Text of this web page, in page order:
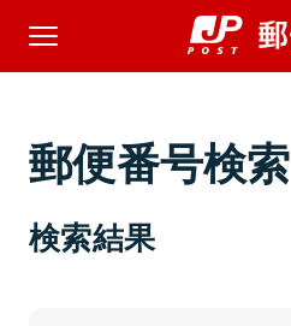
郵便番号検索
検索結果